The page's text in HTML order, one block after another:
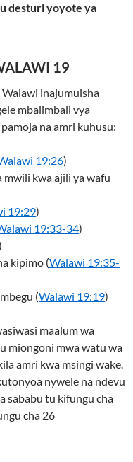
desturi yoyote ya
19
inajumuisha
mbalimbali vya
na amri kuhusu:
19:26)
kwa ajili ya wafu
19:29)
19:33-34)
kipimo (Walawi 19:35-
(Walawi 19:19)
maalum wa
miongoni mwa watu wa
amri kwa msingi wake.
nywele na ndevu
sababu tu kifungu cha
cha 26